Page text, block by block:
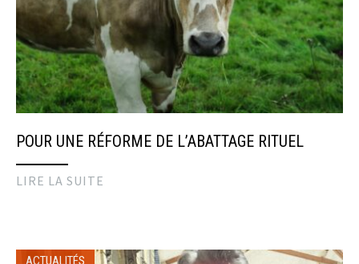
POUR UNE RÉFORME DE L’ABATTAGE RITUEL
LIRE LA SUITE
ACTUALITÉS